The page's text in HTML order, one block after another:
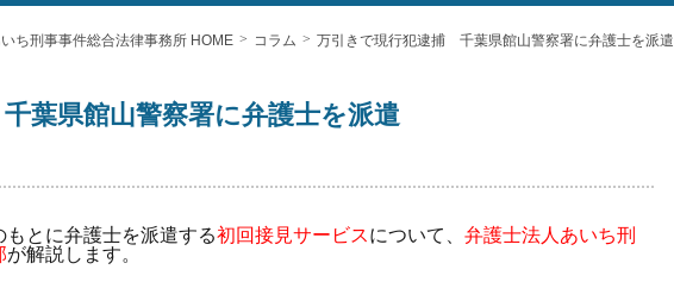
ち刑事事件総合法律事務所 HOME コラム 万引きで現行犯逮捕 千葉県館山警察署に弁護士を派遣
葉県館山警察署に弁護士を派遣
もとに弁護士を派遣する初回接見サービスについて、 弁護士法人あいち刑
が解説します。